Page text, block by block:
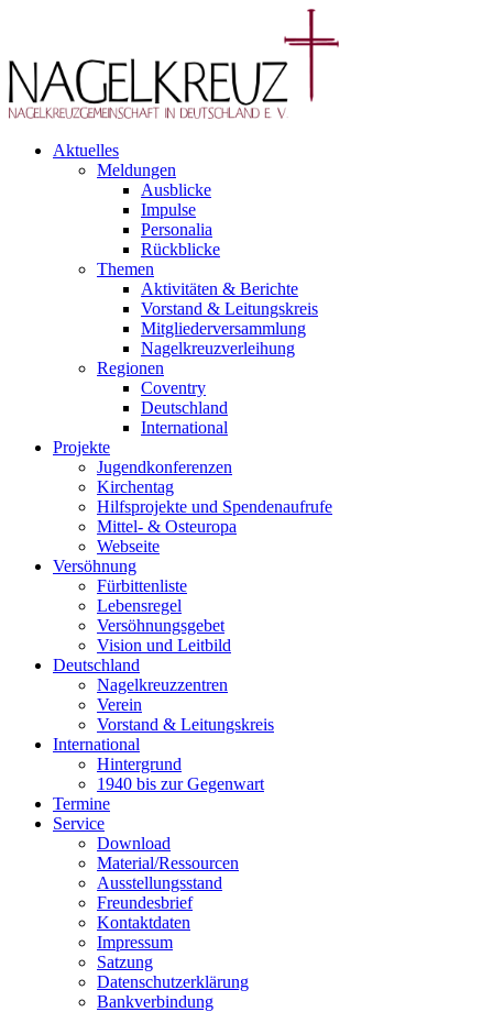
Aktuelles
Meldungen
Ausblicke
Impulse
Personalia
Rückblicke
Themen
Aktivitäten & Berichte
Vorstand & Leitungskreis
Mitgliederversammlung
Nagelkreuzverleihung
Regionen
Coventry
Deutschland
International
Projekte
Jugendkonferenzen
Kirchentag
Hilfsprojekte und Spendenaufrufe
Mittel- & Osteuropa
Webseite
Versöhnung
Fürbittenliste
Lebensregel
Versöhnungsgebet
Vision und Leitbild
Deutschland
Nagelkreuzzentren
Verein
Vorstand & Leitungskreis
International
Hintergrund
1940 bis zur Gegenwart
Termine
Service
Download
Material/Ressourcen
Ausstellungsstand
Freundesbrief
Kontaktdaten
Impressum
Satzung
Datenschutzerklärung
Bankverbindung